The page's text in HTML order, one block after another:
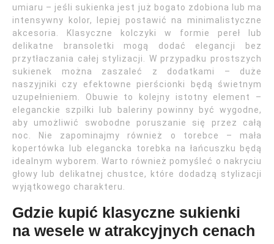
umiaru – jeśli sukienka jest już bogato zdobiona lub ma
intensywny kolor, lepiej postawić na minimalistyczne
akcesoria. Klasyczne kolczyki w formie pereł lub
delikatne bransoletki mogą dodać elegancji bez
przytłaczania całej stylizacji. W przypadku prostszych
sukienek można zaszaleć z dodatkami – duże
naszyjniki czy efektowne pierścionki będą świetnym
uzupełnieniem. Obuwie to kolejny istotny element –
eleganckie szpilki lub baleriny powinny być wygodne,
aby umożliwić swobodne poruszanie się przez całą
noc. Nie zapominajmy również o torebce – mała
kopertówka lub elegancka torebka na łańcuszku będą
idealnym wyborem. Warto również pomyśleć o nakryciu
głowy lub delikatnej chustce, które dodadzą stylizacji
wyjątkowego charakteru.
Gdzie kupić klasyczne sukienki
na wesele w atrakcyjnych cenach